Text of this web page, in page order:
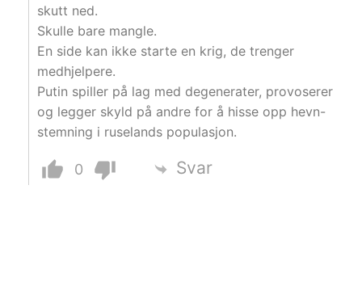
skutt ned.
Skulle bare mangle.
En side kan ikke starte en krig, de trenger
medhjelpere.
Putin spiller på lag med degenerater, provoserer
og legger skyld på andre for å hisse opp hevn-
stemning i ruselands populasjon.
0 Svar